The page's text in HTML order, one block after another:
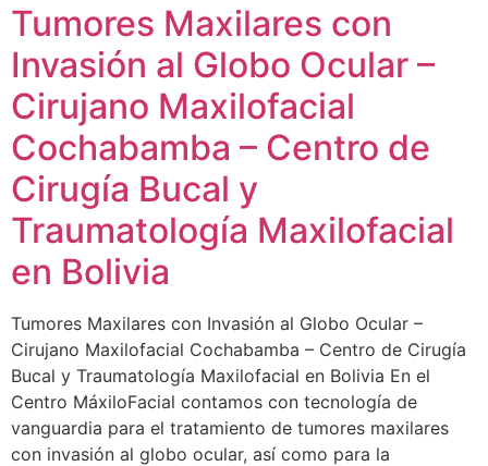
Tumores Maxilares con
Invasión al Globo Ocular –
Cirujano Maxilofacial
Cochabamba – Centro de
Cirugía Bucal y
Traumatología Maxilofacial
en Bolivia
Tumores Maxilares con Invasión al Globo Ocular –
Cirujano Maxilofacial Cochabamba – Centro de Cirugía
Bucal y Traumatología Maxilofacial en Bolivia En el
Centro MáxiloFacial contamos con tecnología de
vanguardia para el tratamiento de tumores maxilares
con invasión al globo ocular, así como para la